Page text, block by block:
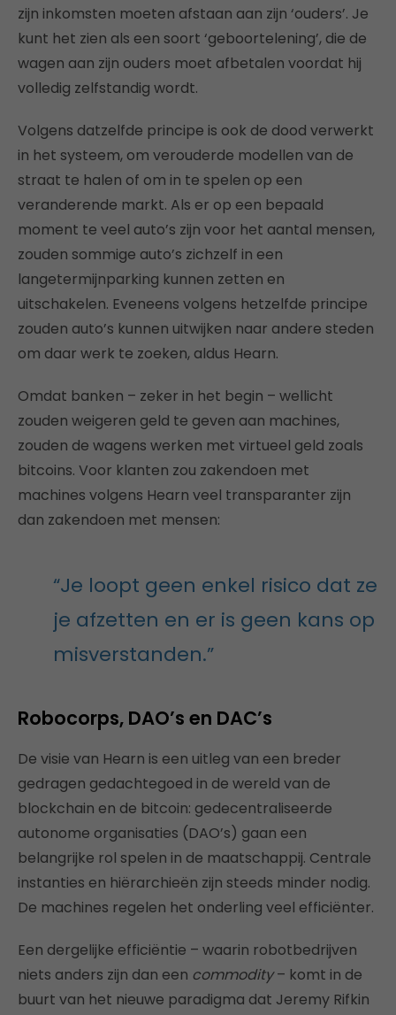
zijn inkomsten moeten afstaan aan zijn ‘ouders’. Je
kunt het zien als een soort ‘geboortelening’, die de
wagen aan zijn ouders moet afbetalen voordat hij
volledig zelfstandig wordt.
Volgens datzelfde principe is ook de dood verwerkt
in het systeem, om verouderde modellen van de
straat te halen of om in te spelen op een
veranderende markt. Als er op een bepaald
moment te veel auto’s zijn voor het aantal mensen,
zouden sommige auto’s zichzelf in een
langetermijnparking kunnen zetten en
uitschakelen. Eveneens volgens hetzelfde principe
zouden auto’s kunnen uitwijken naar andere steden
om daar werk te zoeken, aldus Hearn.
Omdat banken – zeker in het begin – wellicht
zouden weigeren geld te geven aan machines,
zouden de wagens werken met virtueel geld zoals
bitcoins. Voor klanten zou zakendoen met
machines volgens Hearn veel transparanter zijn
dan zakendoen met mensen:
“Je loopt geen enkel risico dat ze
je afzetten en er is geen kans op
misverstanden.”
Robocorps, DAO’s en DAC’s
De visie van Hearn is een uitleg van een breder
gedragen gedachtegoed in de wereld van de
blockchain en de bitcoin: gedecentraliseerde
autonome organisaties (DAO’s) gaan een
belangrijke rol spelen in de maatschappij. Centrale
instanties en hiërarchieën zijn steeds minder nodig.
De machines regelen het onderling veel efficiënter.
Een dergelijke efficiëntie – waarin robotbedrijven
niets anders zijn dan een commodity– komt in de
buurt van het nieuwe paradigma dat Jeremy Rifkin